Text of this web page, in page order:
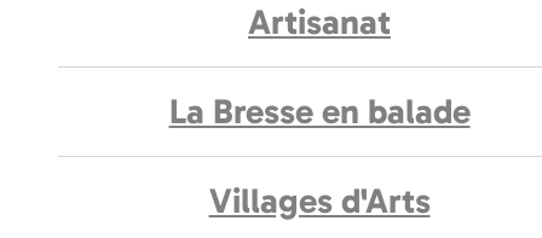
Artisanat
La Bresse en balade
Villages d'Arts